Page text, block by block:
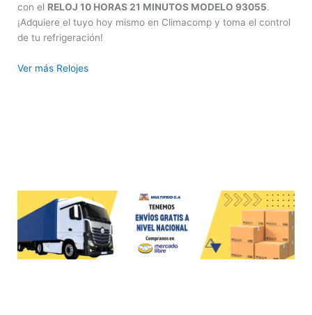
con el RELOJ 10 HORAS 21 MINUTOS MODELO 93055.
¡Adquiere el tuyo hoy mismo en Climacomp y toma el control
de tu refrigeración!
Ver más Relojes